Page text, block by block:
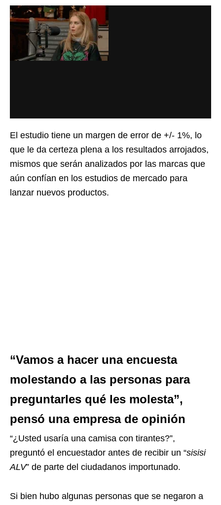
El estudio tiene un margen de error de +/- 1%, lo
que le da certeza plena a los resultados arrojados,
mismos que serán analizados por las marcas que
aún confían en los estudios de mercado para
lanzar nuevos productos.
“Vamos a hacer una encuesta
molestando a las personas para
preguntarles qué les molesta”,
pensó una empresa de opinión
“¿Usted usaría una camisa con tirantes?”,
preguntó el encuestador antes de recibir un “sisisi
ALV” de parte del ciudadanos importunado.
Si bien hubo algunas personas que se negaron a